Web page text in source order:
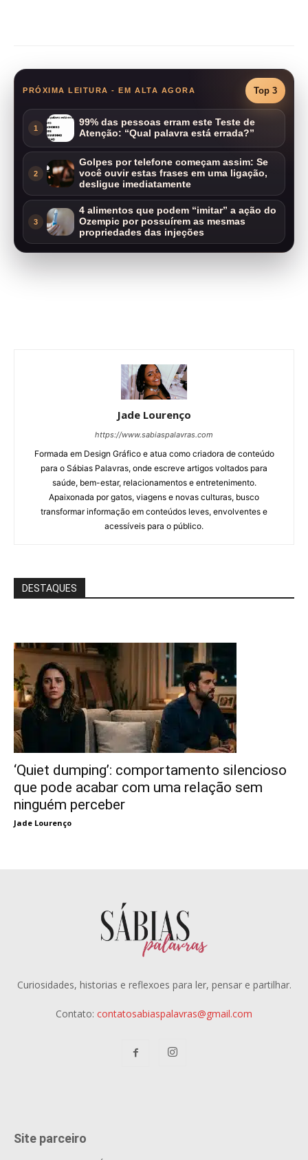
PRÓXIMA LEITURA - EM ALTA AGORA Top 3
1
99% das pessoas erram este Teste de
Atenção: “Qual palavra está errada?”
2
Golpes por telefone começam assim: Se
você ouvir estas frases em uma ligação,
desligue imediatamente
3
4 alimentos que podem “imitar” a ação do
Ozempic por possuírem as mesmas
propriedades das injeções
Jade Lourenço
https://www.sabiaspalavras.com
Formada em Design Gráfico e atua como criadora de conteúdo
para o Sábias Palavras, onde escreve artigos voltados para
saúde, bem-estar, relacionamentos e entretenimento.
Apaixonada por gatos, viagens e novas culturas, busco
transformar informação em conteúdos leves, envolventes e
acessíveis para o público.
DESTAQUES
‘Quiet dumping’: comportamento silencioso
que pode acabar com uma relação sem
ninguém perceber
Jade Lourenço
Curiosidades, historias e reflexoes para ler, pensar e partilhar.
Contato: contatosabiaspalavras@gmail.com
Site parceiro